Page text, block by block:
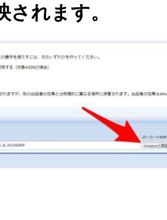
れます。